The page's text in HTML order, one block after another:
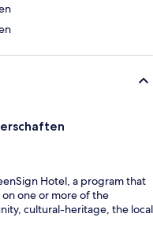
Hotel, a program that
one or more of the
cultural-heritage, the local